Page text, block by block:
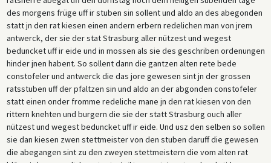
des morgens früge uff ir stuben sin sollent und aldo an des abegonden
statt jn den rat kiesen einen andern erbern redelichen man von jrem
antwerck, der sie der stat Strasburg aller nützest und wegest
beduncket uff ir eide und in mossen als sie des geschriben ordenungen
hinder jnen habent. So sollent dann die gantzen alten rete bede
constofeler und antwerck die das jore gewesen sint jn der grossen
ratsstuben uff der pfaltzen sin und aldo an der abgonden constofeler
statt einen onder fromme redeliche mane jn den rat kiesen von den
rittern knehten und burgern die sie der statt Strasburg ouch aller
nützest und wegest beduncket uff ir eide. Und usz den selben so sollen
sie dan kiesen zwen stettmeister von den stuben daruff die gewesen
die abegangen sint zu den zweyen stettmeistern die vom alten rat